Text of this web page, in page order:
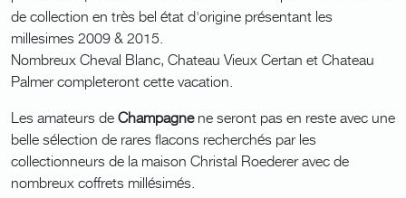
de collection en très bel état d'origine présentant les
millesimes 2009 & 2015.
Nombreux Cheval Blanc, Chateau Vieux Certan et Chateau
Palmer completeront cette vacation.
Les amateurs deChampagnene seront pas en reste avec une
belle sélection de rares flacons recherchés par les
collectionneurs de la maison Christal Roederer avec de
nombreux coffrets millésimés.